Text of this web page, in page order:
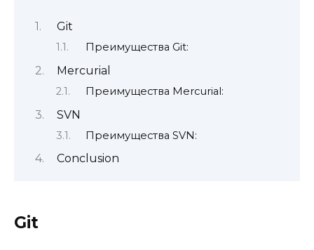
Git
Преимущества Git:
Mercurial
Преимущества Mercurial:
SVN
Преимущества SVN:
Conclusion
Git